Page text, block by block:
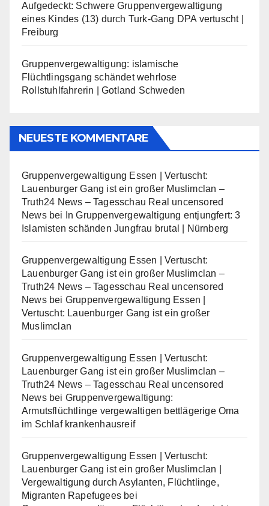
Aufgedeckt: Schwere Gruppenvergewaltigung
eines Kindes (13) durch Turk-Gang DPA vertuscht |
Freiburg
Gruppenvergewaltigung: islamische
Flüchtlingsgang schändet wehrlose
Rollstuhlfahrerin | Gotland Schweden
NEUESTE KOMMENTARE
Gruppenvergewaltigung Essen | Vertuscht:
Lauenburger Gang ist ein großer Muslimclan –
Truth24 News – Tagesschau Real uncensored
Newsbei
In Gruppenvergewaltigung entjungfert: 3
Islamisten schänden Jungfrau brutal | Nürnberg
Gruppenvergewaltigung Essen | Vertuscht:
Lauenburger Gang ist ein großer Muslimclan –
Truth24 News – Tagesschau Real uncensored
Newsbei Gruppenvergewaltigung Essen |
Vertuscht: Lauenburger Gang ist ein großer
Muslimclan
Gruppenvergewaltigung Essen | Vertuscht:
Lauenburger Gang ist ein großer Muslimclan –
Truth24 News – Tagesschau Real uncensored
Newsbei Gruppenvergewaltigung:
Armutsflüchtlinge vergewaltigen bettlägerige Oma
im Schlaf krankenhausreif
Gruppenvergewaltigung Essen | Vertuscht:
Lauenburger Gang ist ein großer Muslimclan |
Vergewaltigung durch Asylanten, Flüchtlinge,
Migranten Rapefugees bei